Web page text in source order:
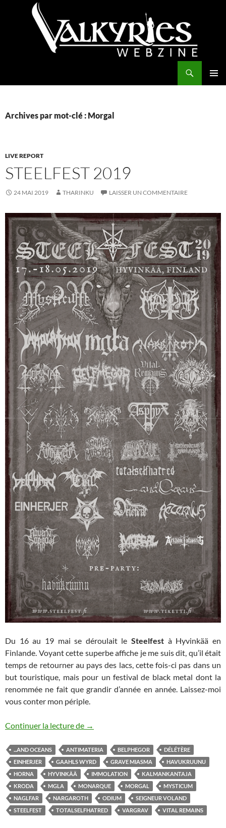
Archives par mot-clé : Morgal
LIVE REPORT
STEELFEST 2019
24 MAI 2019 THARINKU LAISSER UN COMMENTAIRE
Du 16 au 19 mai se déroulait leSteelfest à Hyvinkää en
Finlande. Voyant cette superbe affiche je me suis dit, qu’il était
temps de retourner au pays des lacs, cette fois-ci pas dans un
but touristique, mais pour un festival de black metal dont la
renommée ne fait que grandir d’année en année. Laissez-moi
vous conter mon périple.
Continuer la lecture de Steelfest 2019
→
...AND OCEANS ANTIMATERIA BELPHEGOR
DÉLÉTÈRE
EINHERJER
GAAHLS WYRD GRAVE MIASMA
HAVUKRUUNU
HORNA
HYVINKÄÄ IMMOLATION
KALMANKANTAJA
KRODA
MGLA MONARQUE MORGAL
MYSTICUM
NAGLFAR
NARGAROTH ODIUM
SEIGNEUR VOLAND
STEELFEST
TOTALSELFHATRED VARGRAV VITAL REMAINS